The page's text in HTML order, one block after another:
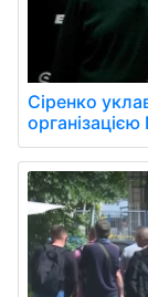
Сіренко